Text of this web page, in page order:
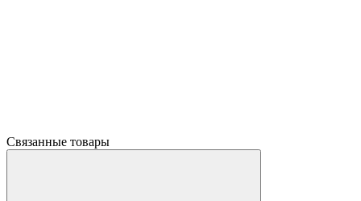
Связанные товары